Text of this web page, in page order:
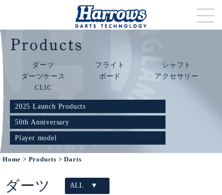
ダーツ フライト
シャフト
ダーツケース
ボード
アクセサリー
CLIC
2025 Launch Products
50th Anniversary
Player model
Home > Products > Darts
ダーツ